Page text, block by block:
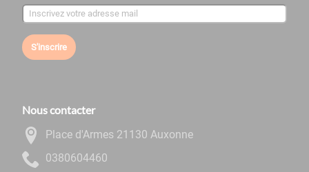
S'inscrire
Nous contacter
Place d'Armes 21130 Auxonne
0644060830